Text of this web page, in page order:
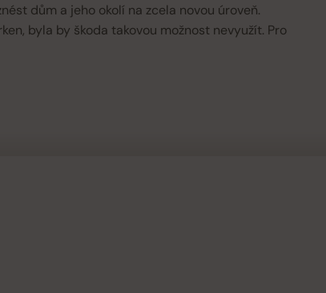
dům a jeho okolí na zcela novou úroveň.
byla by škoda takovou možnost nevyužít. Pro